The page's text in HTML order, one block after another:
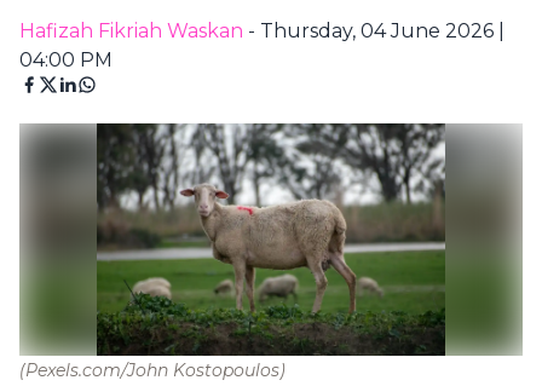
Hafizah Fikriah Waskan - Thursday, 04 June 2026 |
04:00 PM
(Pexels.com/John Kostopoulos)